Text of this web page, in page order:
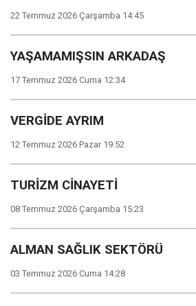
22 Temmuz 2026 Çarşamba 14:45
YAŞAMAMIŞSIN ARKADAŞ
17 Temmuz 2026 Cuma 12:34
VERGİDE AYRIM
12 Temmuz 2026 Pazar 19:52
TURİZM CİNAYETİ
08 Temmuz 2026 Çarşamba 15:23
ALMAN SAĞLIK SEKTÖRÜ
03 Temmuz 2026 Cuma 14:28